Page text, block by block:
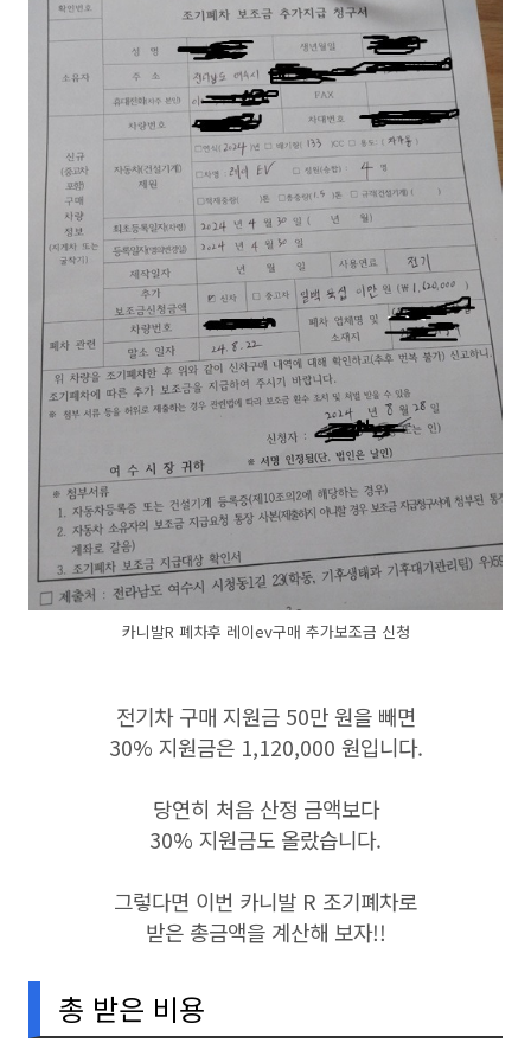
카니발R 폐차후 레이ev구매 추가보조금 신청
전기차 구매 지원금 50만 원을 빼면
30% 지원금은 1,120,000 원입니다.
당연히 처음 산정 금액보다
30% 지원금도 올랐습니다.
그렇다면 이번 카니발 R 조기폐차로
받은 총금액을 계산해 보자!!
총 받은 비용